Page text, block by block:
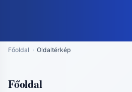
Főoldal Oldaltérkép
Főoldal